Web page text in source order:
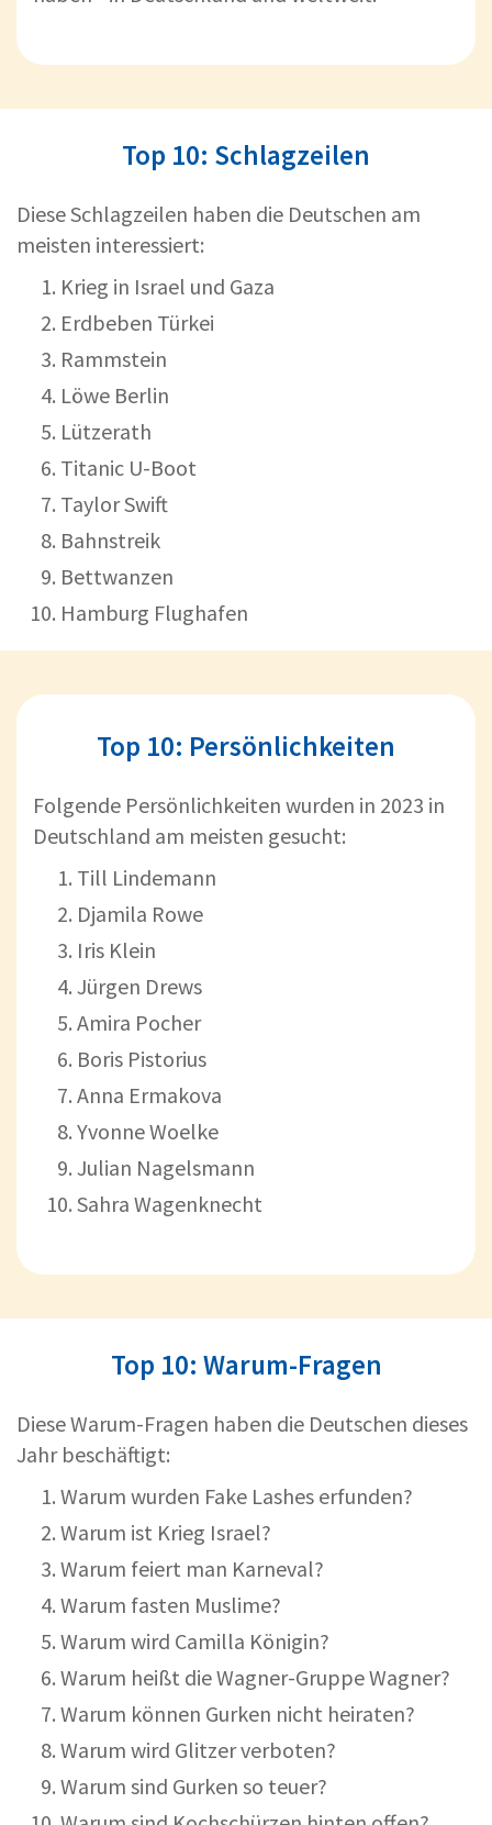
Top 10: Schlagzeilen
Diese Schlagzeilen haben die Deutschen am
meisten interessiert:
Krieg in Israel und Gaza
Erdbeben Türkei
Rammstein
Löwe Berlin
Lützerath
Titanic U-Boot
Taylor Swift
Bahnstreik
Bettwanzen
Hamburg Flughafen
Top 10: Persönlichkeiten
Folgende Persönlichkeiten wurden in 2023 in
Deutschland am meisten gesucht:
Till Lindemann
Djamila Rowe
Iris Klein
Jürgen Drews
Amira Pocher
Boris Pistorius
Anna Ermakova
Yvonne Woelke
Julian Nagelsmann
Sahra Wagenknecht
Top 10: Warum-Fragen
Diese Warum-Fragen haben die Deutschen dieses
Jahr beschäftigt:
Warum wurden Fake Lashes erfunden?
Warum ist Krieg Israel?
Warum feiert man Karneval?
Warum fasten Muslime?
Warum wird Camilla Königin?
Warum heißt die Wagner-Gruppe Wagner?
Warum können Gurken nicht heiraten?
Warum wird Glitzer verboten?
Warum sind Gurken so teuer?